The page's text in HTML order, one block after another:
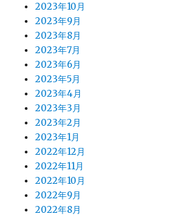
2023年10月
2023年9月
2023年8月
2023年7月
2023年6月
2023年5月
2023年4月
2023年3月
2023年2月
2023年1月
2022年12月
2022年11月
2022年10月
2022年9月
2022年8月